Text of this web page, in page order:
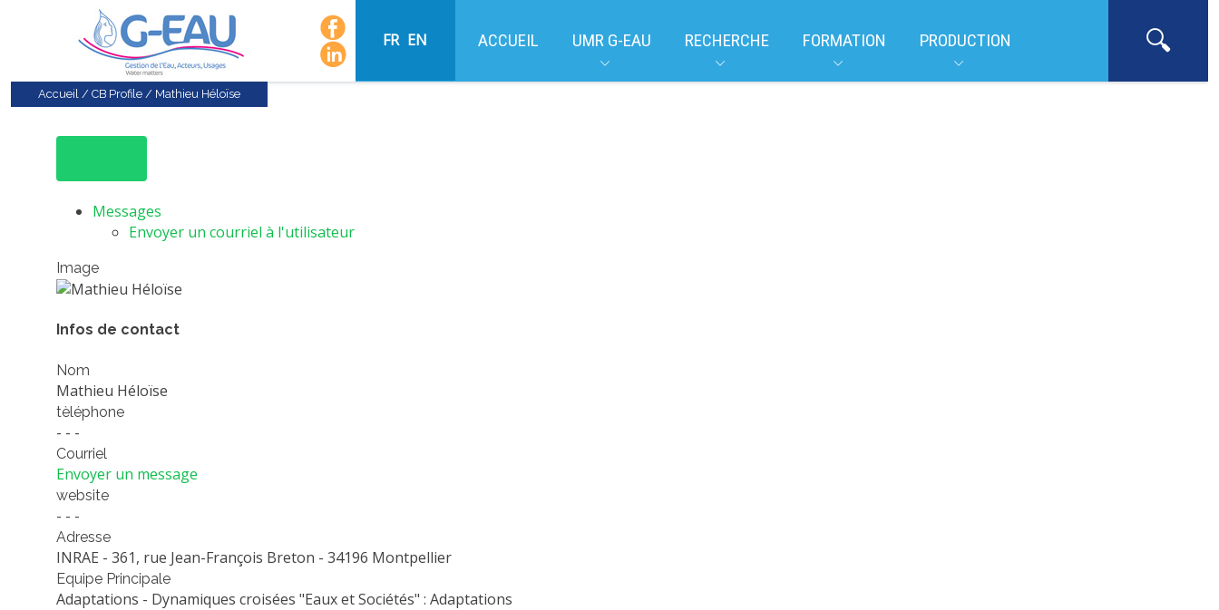
FR EN ACCUEIL UMR G-EAU RECHERCHE FORMATION PRODUCTION
Accueil / CB Profile / Mathieu Héloïse
Messages
Envoyer un courriel à l'utilisateur
Image
Infos de contact
Nom
Mathieu Héloïse
tèléphone
- - -
Courriel
Envoyer un message
website
- - -
Adresse
INRAE - 361, rue Jean-François Breton - 34196 Montpellier
Equipe Principale
Adaptations - Dynamiques croisées "Eaux et Sociétés" : Adaptations